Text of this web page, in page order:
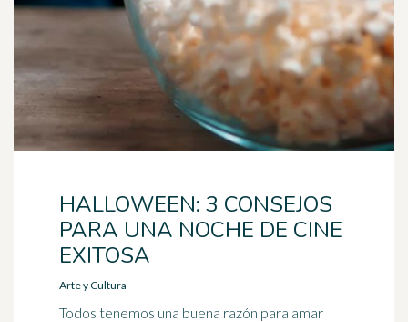
HALLOWEEN: 3 CONSEJOS
PARA UNA NOCHE DE CINE
EXITOSA
Arte y Cultura
Todos tenemos una buena razón para amar